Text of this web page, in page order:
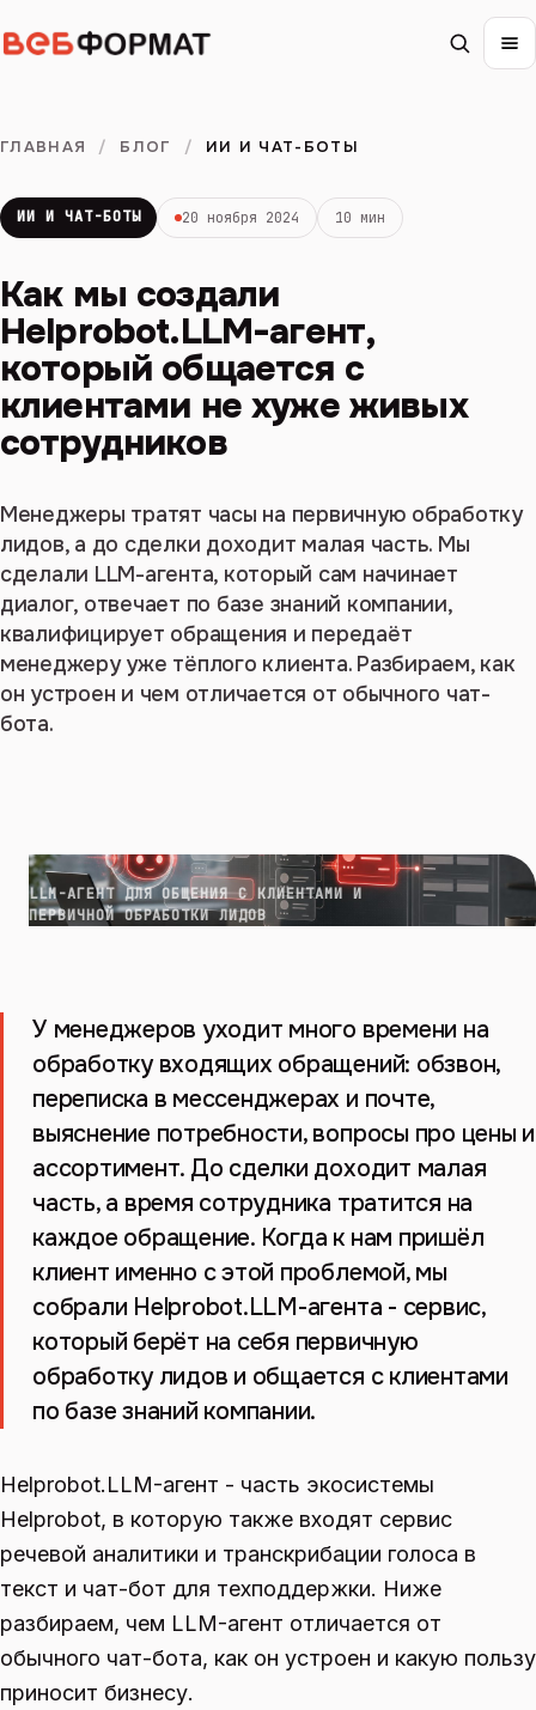
ГЛАВНАЯ / БЛОГ / ИИ И ЧАТ-БОТЫ
ИИ И ЧАТ-БОТЫ 20 ноября 2024 10 мин
Как мы создали
Helprobot.LLM-агент,
который общается с
клиентами не хуже живых
сотрудников
Менеджеры тратят часы на первичную обработку
лидов, а до сделки доходит малая часть. Мы
сделали LLM-агента, который сам начинает
диалог, отвечает по базе знаний компании,
квалифицирует обращения и передаёт
менеджеру уже тёплого клиента. Разбираем, как
он устроен и чем отличается от обычного чат-
бота.
LLM-АГЕНТ ДЛЯ ОБЩЕНИЯ С КЛИЕНТАМИ И
ПЕРВИЧНОЙ ОБРАБОТКИ ЛИДОВ
У менеджеров уходит много времени на
обработку входящих обращений: обзвон,
переписка в мессенджерах и почте,
выяснение потребности, вопросы про цены и
ассортимент. До сделки доходит малая
часть, а время сотрудника тратится на
каждое обращение. Когда к нам пришёл
клиент именно с этой проблемой, мы
собрали Helprobot.LLM-агента - сервис,
который берёт на себя первичную
обработку лидов и общается с клиентами
по базе знаний компании.
Helprobot.LLM-агент - часть экосистемы
Helprobot, в которую также входят сервис
речевой аналитики и транскрибации голоса в
текст и чат-бот для техподдержки. Ниже
разбираем, чем LLM-агент отличается от
обычного чат-бота, как он устроен и какую пользу
приносит бизнесу.